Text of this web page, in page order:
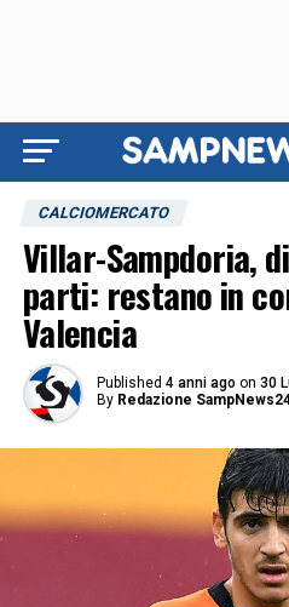
CALCIOMERCATO
Villar-Sampdoria,
parti: restano in
Valencia
Published 4 anni ago on 30
By Redazione